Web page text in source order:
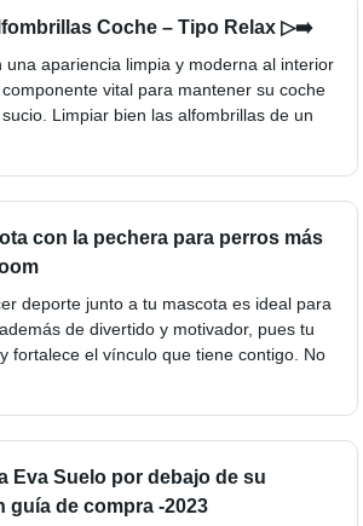
Coche – Tipo Relax ▷➡️
una apariencia limpia y moderna al interior
vital para mantener su coche
Limpiar bien las alfombrillas de un
con la pechera para perros más
deporte junto a tu mascota es ideal para
de divertido y motivador, pues tu
fortalece el vínculo que tiene contigo. No
Eva Suelo por debajo de su
guía de compra -2023